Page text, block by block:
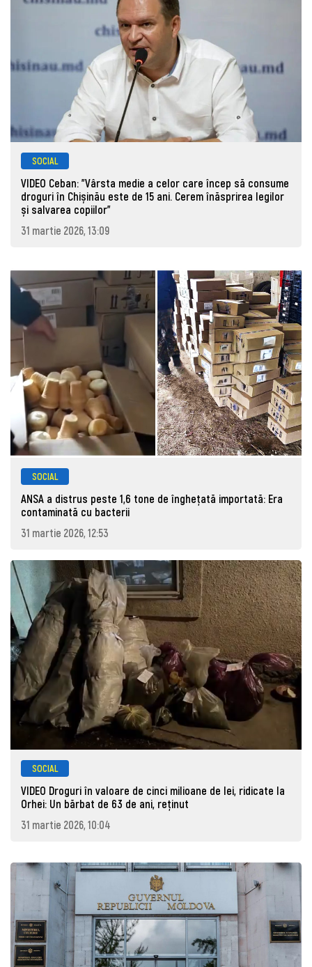
SOCIAL
VIDEO Ceban: "Vârsta medie a celor care încep să consume
droguri în Chișinău este de 15 ani. Cerem înăsprirea legilor
și salvarea copiilor"
31 martie 2026, 13:09
SOCIAL
ANSA a distrus peste 1,6 tone de înghețată importată: Era
contaminată cu bacterii
31 martie 2026, 12:53
SOCIAL
VIDEO Droguri în valoare de cinci milioane de lei, ridicate la
Orhei: Un bărbat de 63 de ani, reţinut
31 martie 2026, 10:04